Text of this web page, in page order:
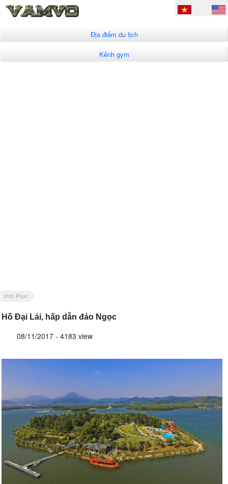
Địa điểm du lịch
Kênh gym
Vinh Phuc
Hồ Đại Lải, hấp dẫn đảo Ngọc
08/11/2017 - 4183 view